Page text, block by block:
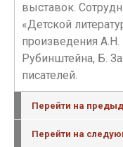
выставок.
«Детской
произведения
Рубинштейна, Б.
писателей.
Перейти на
Перейти на